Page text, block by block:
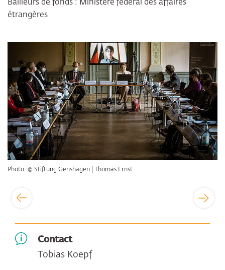
Bailleurs de fonds : Ministère fédéral des affaires
étrangères
Bildergalerie überspringen
Photo: © Stiftung Genshagen | Thomas Ernst
Contact
Tobias Koepf